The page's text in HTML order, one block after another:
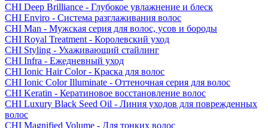
CHI Deep Brilliance - Глубокое увлажнение и блеск
CHI Enviro - Система разглаживания волос
CHI Man - Мужская серия для волос, усов и бороды
CHI Royal Treatment - Королевский уход
CHI Styling - Ухаживающий стайлинг
CHI Infra - Ежедневный уход
CHI Ionic Hair Color - Краска для волос
CHI Ionic Color Illuminate - Оттеночная серия для волос
CHI Keratin - Кератиновое восстановление волос
CHI Luxury Black Seed Oil - Линия уходов для поврежденных
волос
CHI Magnified Volume - Для тонких волос